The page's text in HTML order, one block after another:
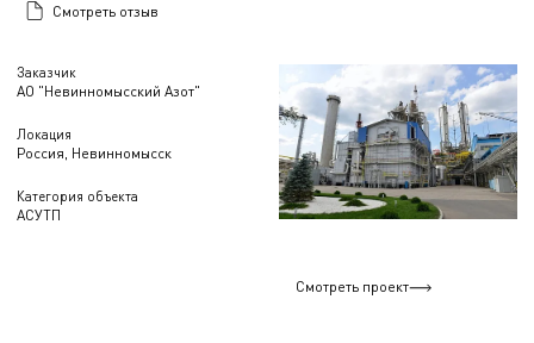
Заказчик
АО "Невинномысский Азот"
Локация
Россия, Невинномысск
Категория объекта
АСУТП
Смотреть отзыв
Смотреть проект